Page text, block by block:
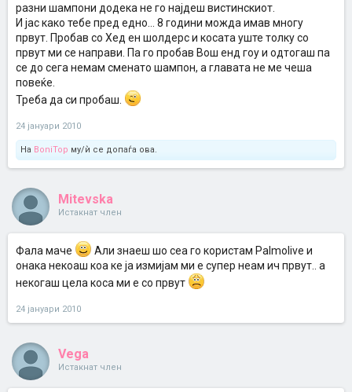
разни шампони додека не го најдеш вистинскиот.
И јас како тебе пред едно... 8 години можда имав многу
првут. Пробав со Хед ен шолдерс и косата уште толку со
првут ми се направи. Па го пробав Вош енд гоу и одтогаш па
се до сега немам сменато шампон, а главата не ме чеша
повеќе.
Треба да си пробаш.
24 јануари 2010
На BoniTop му/ѝ се допаѓа ова.
Mitevska
Истакнат член
Фала маче
Али знаеш шо сеа го користам Palmolive и
онака некоаш коа ке ја измијам ми е супер неам ич првут.. а
некогаш цела коса ми е со првут
24 јануари 2010
Vega
Истакнат член